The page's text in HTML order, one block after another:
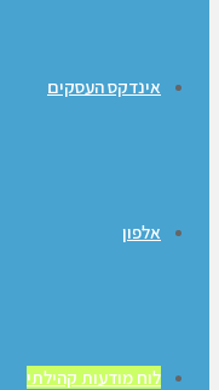
אינדקס העסקים
אלפון
לוח מודעות קהילתי